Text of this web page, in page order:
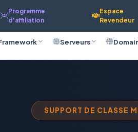
Programme
d'affiliation
Espace
Revendeur
Serveurs
SUPPORT DE CLASSE